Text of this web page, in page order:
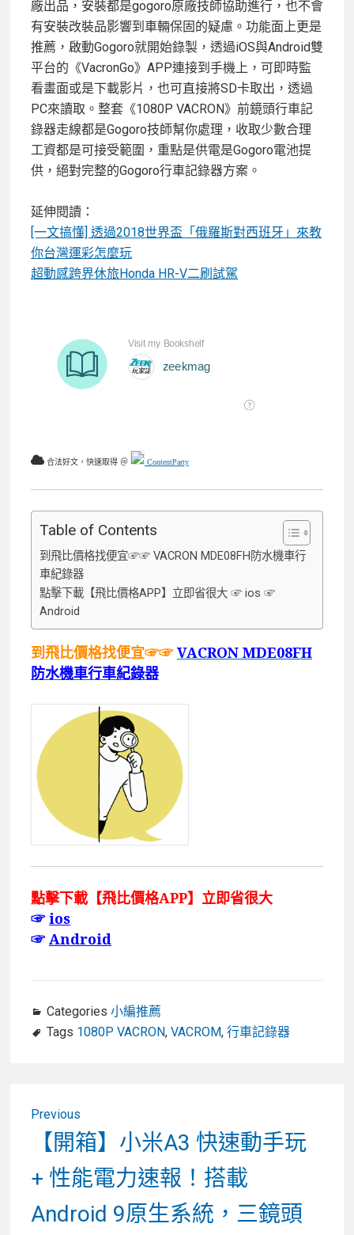
廠出品，安裝都是gogoro原廠技師協助進行，也不會
有安裝改裝品影響到車輛保固的疑慮。功能面上更是
推薦，啟動Gogoro就開始錄製，透過iOS與Android雙
平台的《VacronGo》APP連接到手機上，可即時監
看畫面或是下載影片，也可直接將SD卡取出，透過
PC來讀取。整套《1080P VACRON》前鏡頭行車記
錄器走線都是Gogoro技師幫你處理，收取少數合理
工資都是可接受範圍，重點是供電是Gogoro電池提
供，絕對完整的Gogoro行車記錄器方案。
延伸閱讀：
[一文搞懂] 透過2018世界盃「俄羅斯對西班牙」來教
你台灣運彩怎麼玩
超動感跨界休旅Honda HR-V二刷試駕
合法好文，快速取得 ＠ ContentParty
Table of Contents
到飛比價格找便宜☞☞ VACRON MDE08FH防水機車行
車紀錄器
點擊下載【飛比價格APP】立即省很大 ☞ ios ☞
Android
到飛比價格找便宜☞☞ VACRON MDE08FH
防水機車行車紀錄器
點擊下載【飛比價格APP】立即省很大
☞ios
☞Android
Categories 小編推薦
Tags 1080P VACRON, VACROM, 行車記錄器
Previous
Previous
post:
【開箱】小米A3 快速動手玩
+ 性能電力速報！搭載
Android 9原生系統，三鏡頭